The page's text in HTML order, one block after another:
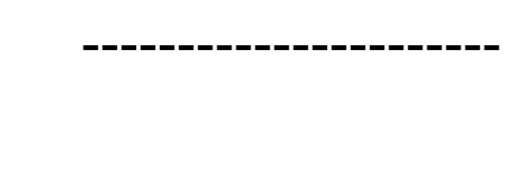
----------------------